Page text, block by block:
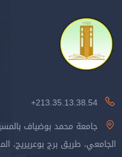
213.35.13.38.54+
جامعة محمد بوضياف